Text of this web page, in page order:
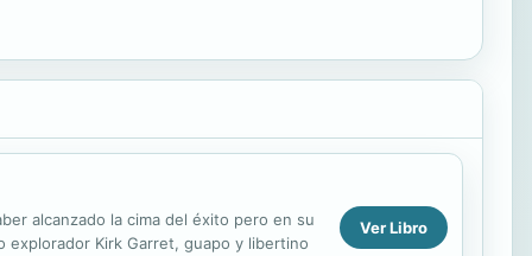
alcanzado la cima del éxito pero en su
explorador Kirk Garret, guapo y libertino
Ver Libro